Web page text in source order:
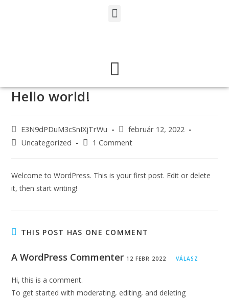
Hello world!
E3N9dPDuM3cSnIXjTrWu
február 12, 2022
Uncategorized
1 Comment
Welcome to WordPress. This is your first post. Edit or delete
it, then start writing!
THIS POST HAS ONE COMMENT
A WordPress Commenter 12 FEBR 2022 VÁLASZ
Hi, this is a comment.
To get started with moderating, editing, and deleting